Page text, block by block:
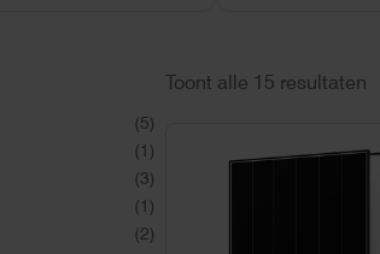
(5)
(1)
(3)
(1)
(2)
Toont alle 15 resultaten